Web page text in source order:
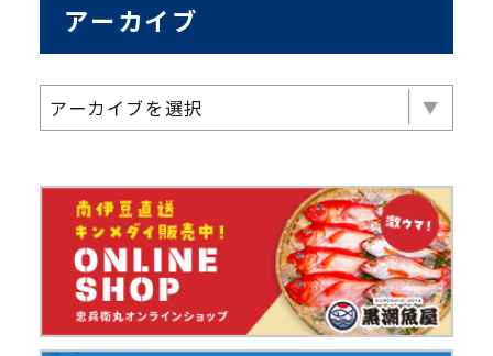
アーカイブ
アーカイブを選択